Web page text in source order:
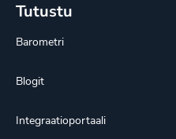
Tutustu
Barometri
Blogit
Integraatioportaali